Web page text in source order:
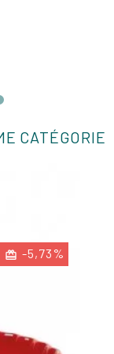
CATÉGORIE
-5,73%